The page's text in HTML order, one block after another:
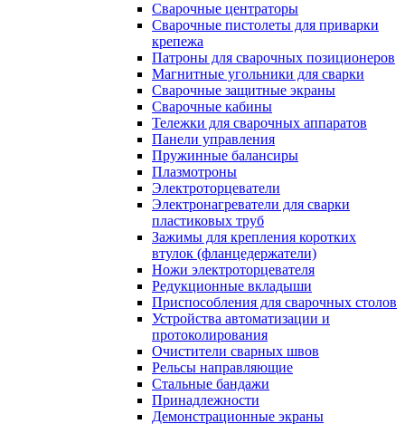
Сварочные центраторы
Сварочные пистолеты для приварки
крепежа
Патроны для сварочных позиционеров
Магнитные угольники для сварки
Сварочные защитные экраны
Сварочные кабины
Тележки для сварочных аппаратов
Панели управления
Пружинные балансиры
Плазмотроны
Электроторцеватели
Электронагреватели для сварки
пластиковых труб
Зажимы для крепления коротких
втулок (фланцедержатели)
Ножи электроторцевателя
Редукционные вкладыши
Приспособления для сварочных столов
Устройства автоматизации и
протоколирования
Очистители сварных швов
Рельсы направляющие
Стальные бандажи
Принадлежности
Демонстрационные экраны